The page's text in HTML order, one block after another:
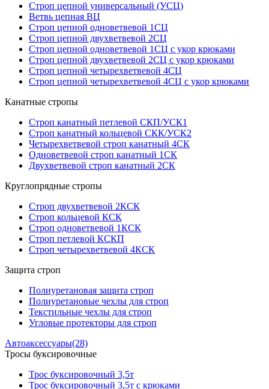
Строп цепной универсальный (УСЦ)
Ветвь цепная ВЦ
Строп цепной одноветвевой 1СЦ
Строп цепной двухветвевой 2СЦ
Строп цепной одноветвевой 1СЦ с укор крюками
Строп цепной двухветвевой 2СЦ с укор крюками
Строп цепной четырехветвевой 4СЦ
Строп цепной четырехветвевой 4СЦ с укор крюками
Канатные стропы
Строп канатный петлевой СКП/УСК1
Строп канатный кольцевой СКК/УСК2
Четырехветвевой строп канатный 4СК
Одноветвевой строп канатный 1СК
Двухветвевой строп канатный 2СК
Круглопрядные стропы
Строп двухветвевой 2КСК
Строп кольцевой КСК
Строп одноветвевой 1КСК
Строп петлевой КСКП
Строп четырехветвевой 4КСК
Защита строп
Полиуретановая защита строп
Полиуретановые чехлы для строп
Текстильные чехлы для строп
Угловые протекторы для строп
Автоаксессуары(28)
Тросы буксировочные
Трос буксировочный 3,5т
Трос буксировочный 3,5т с крюками